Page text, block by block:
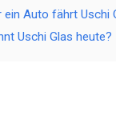
ein Auto fährt Uschi
Uschi Glas heute?